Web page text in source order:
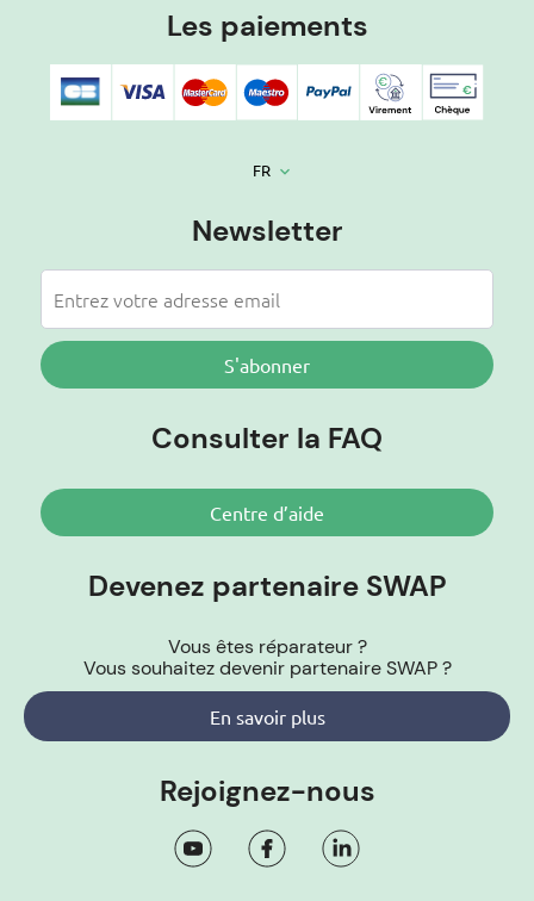
Les paiements
FR keyboard_arrow_down
Newsletter
S'abonner
Consulter la FAQ
Centre d’aide
Devenez partenaire SWAP
Vous êtes réparateur ?
Vous souhaitez devenir partenaire SWAP ?
En savoir plus
Rejoignez-nous